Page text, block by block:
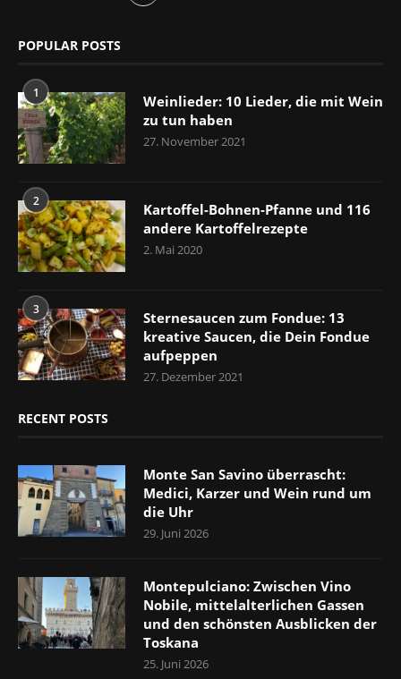
POPULAR POSTS
1
Weinlieder: 10 Lieder, die mit Wein
zu tun haben
27. November 2021
2
Kartoffel-Bohnen-Pfanne und 116
andere Kartoffelrezepte
2. Mai 2020
3
Sternesaucen zum Fondue: 13
kreative Saucen, die Dein Fondue
aufpeppen
27. Dezember 2021
RECENT POSTS
Monte San Savino überrascht:
Medici, Karzer und Wein rund um
die Uhr
29. Juni 2026
Montepulciano: Zwischen Vino
Nobile, mittelalterlichen Gassen
und den schönsten Ausblicken der
Toskana
25. Juni 2026